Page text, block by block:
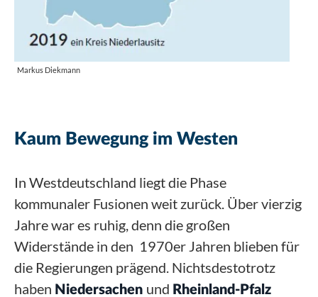
Markus Diekmann
Kaum Bewegung im Westen
In Westdeutschland liegt die Phase
kommunaler Fusionen weit zurück. Über vierzig
Jahre war es ruhig, denn die großen
Widerstände in den 1970er Jahren blieben für
die Regierungen prägend. Nichtsdestotrotz
haben Niedersachen und Rheinland-Pfalz